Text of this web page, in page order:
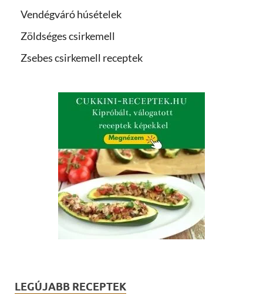
Vendégváró húsételek
Zöldséges csirkemell
Zsebes csirkemell receptek
LEGÚJABB RECEPTEK